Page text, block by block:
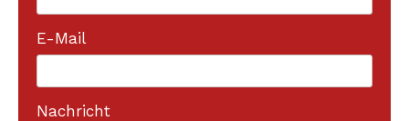
E-Mail
Nachricht